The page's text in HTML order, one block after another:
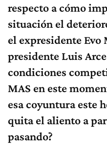
respecto a cómo
situación el
el expresidente Evo
presidente Luis
condiciones
MAS en este
esa coyuntura este
quita el aliento a
pasando?